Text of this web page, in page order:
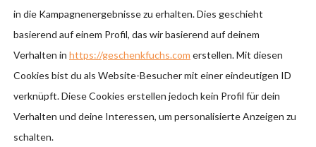
in die Kampagnenergebnisse zu erhalten. Dies geschieht
basierend auf einem Profil, das wir basierend auf deinem
Verhalten in https://geschenkfuchs.com erstellen. Mit diesen
Cookies bist du als Website-Besucher mit einer eindeutigen ID
verknüpft. Diese Cookies erstellen jedoch kein Profil für dein
Verhalten und deine Interessen, um personalisierte Anzeigen zu
schalten.